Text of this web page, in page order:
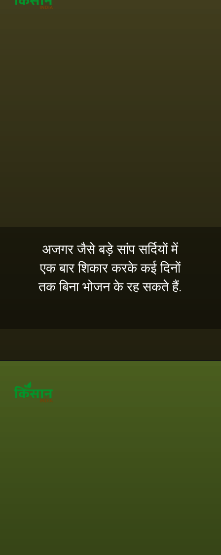
अजगर जैसे बड़े सांप सर्दियों में
एक बार शिकार करके कई दिनों
तक बिना भोजन के रह सकते हैं.